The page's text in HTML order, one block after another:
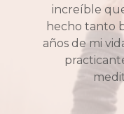
increíble
hecho tanto
años de mi